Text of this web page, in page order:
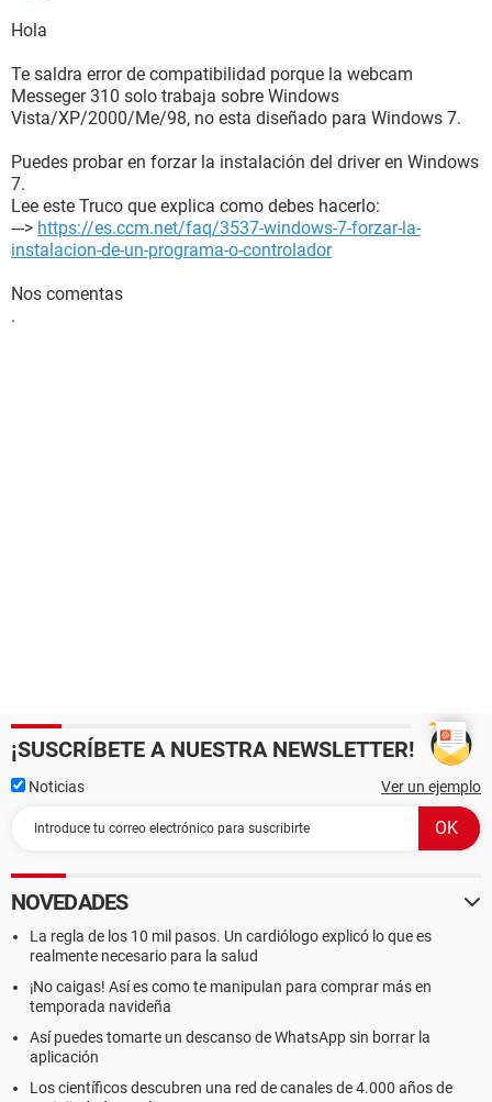
Hola
Te saldra error de compatibilidad porque la webcam
Messeger 310 solo trabaja sobre Windows
Vista/XP/2000/Me/98, no esta diseñado para Windows 7.
Puedes probar en forzar la instalación del driver en Windows
7.
Lee este Truco que explica como debes hacerlo:
---> https://es.ccm.net/faq/3537-windows-7-forzar-la-
instalacion-de-un-programa-o-controlador
Nos comentas
.
¡SUSCRÍBETE A NUESTRA NEWSLETTER!
Noticias Ver un ejemplo
NOVEDADES
La regla de los 10 mil pasos. Un cardiólogo explicó lo que es
realmente necesario para la salud
¡No caigas! Así es como te manipulan para comprar más en
temporada navideña
Así puedes tomarte un descanso de WhatsApp sin borrar la
aplicación
Los científicos descubren una red de canales de 4.000 años de